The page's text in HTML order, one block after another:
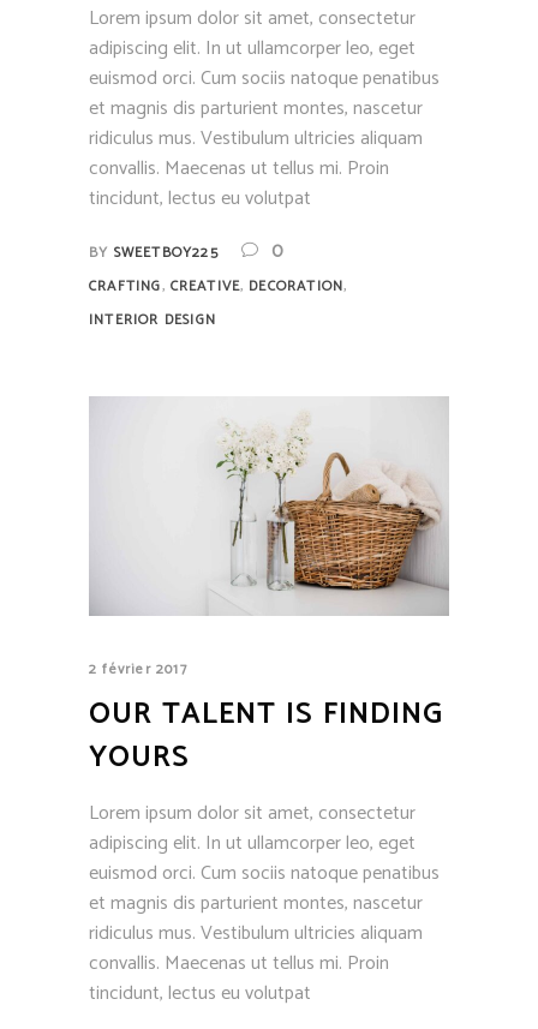
Lorem ipsum dolor sit amet, consectetur
adipiscing elit. In ut ullamcorper leo, eget
euismod orci. Cum sociis natoque penatibus
et magnis dis parturient montes, nascetur
ridiculus mus. Vestibulum ultricies aliquam
convallis. Maecenas ut tellus mi. Proin
tincidunt, lectus eu volutpat
BY SWEETBOY225 0
CRAFTING, CREATIVE, DECORATION,
INTERIOR DESIGN
2 février 2017
OUR TALENT IS FINDING
YOURS
Lorem ipsum dolor sit amet, consectetur
adipiscing elit. In ut ullamcorper leo, eget
euismod orci. Cum sociis natoque penatibus
et magnis dis parturient montes, nascetur
ridiculus mus. Vestibulum ultricies aliquam
convallis. Maecenas ut tellus mi. Proin
tincidunt, lectus eu volutpat